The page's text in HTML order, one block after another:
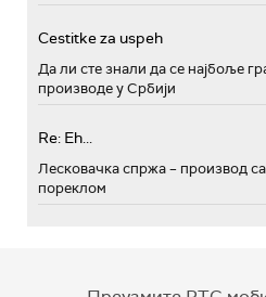
Cestitke za uspeh
Да ли сте знали да се најбоље
производе у Србији
Re: Eh...
Лесковачка спржа – производ
пореклом